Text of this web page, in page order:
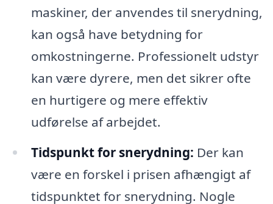
maskiner, der anvendes til snerydning,
kan også have betydning for
omkostningerne. Professionelt udstyr
kan være dyrere, men det sikrer ofte
en hurtigere og mere effektiv
udførelse af arbejdet.
Tidspunkt for snerydning: Der kan
være en forskel i prisen afhængigt af
tidspunktet for snerydning. Nogle